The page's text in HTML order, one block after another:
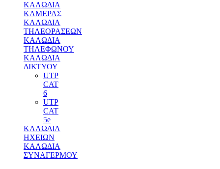
ΚΑΛΩΔΙΑ
ΚΑΜΕΡΑΣ
ΚΑΛΩΔΙΑ
ΤΗΛΕΟΡΑΣΕΩΝ
ΚΑΛΩΔΙΑ
ΤΗΛΕΦΩΝΟΥ
ΚΑΛΩΔΙΑ
ΔΙΚΤΥΟΥ
UTP
CAT
6
UTP
CAT
5e
ΚΑΛΩΔΙΑ
ΗΧΕΙΩΝ
ΚΑΛΩΔΙΑ
ΣΥΝΑΓΕΡΜΟΥ